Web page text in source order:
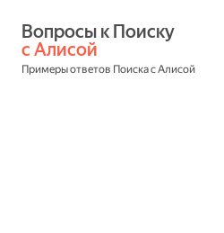
с Алисой
Примеры ответов Поиска с Алисой